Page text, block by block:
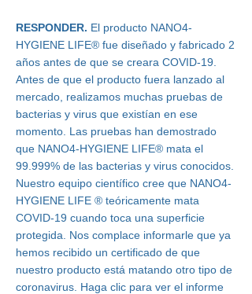
RESPONDER. El producto NANO4-
HYGIENE LIFE® fue diseñado y fabricado 2
años antes de que se creara COVID-19.
Antes de que el producto fuera lanzado al
mercado, realizamos muchas pruebas de
bacterias y virus que existían en ese
momento. Las pruebas han demostrado
que NANO4-HYGIENE LIFE® mata el
99.999% de las bacterias y virus conocidos.
Nuestro equipo científico cree que NANO4-
HYGIENE LIFE ® teóricamente mata
COVID-19 cuando toca una superficie
protegida. Nos complace informarle que ya
hemos recibido un certificado de que
nuestro producto está matando otro tipo de
coronavirus. Haga clic para ver el informe